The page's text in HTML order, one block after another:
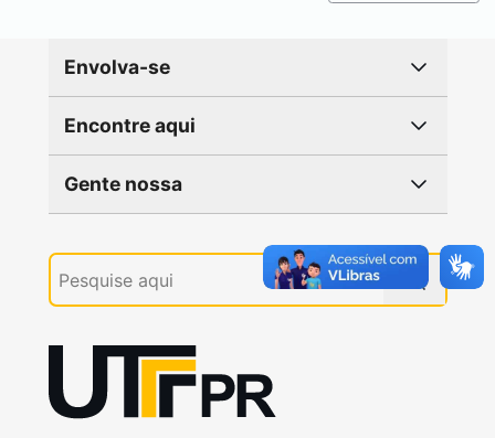
Envolva-se
Encontre aqui
Gente nossa